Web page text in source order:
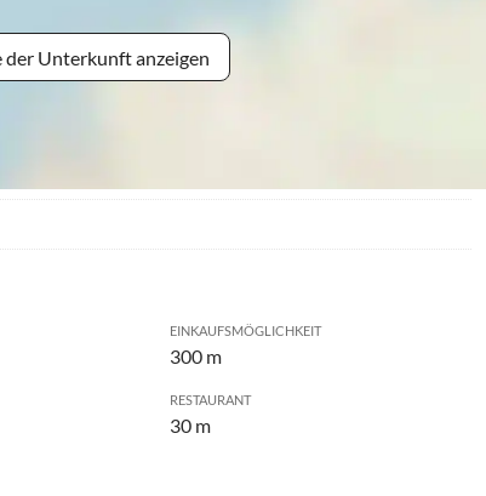
der Unterkunft anzeigen
EINKAUFSMÖGLICHKEIT
300 m
RESTAURANT
30 m